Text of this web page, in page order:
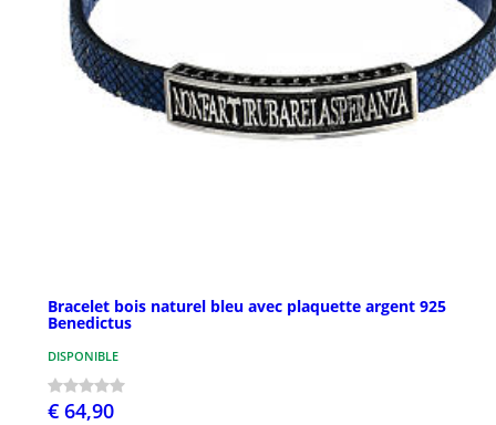
Bracelet bois naturel bleu avec plaquette argent 925
Benedictus
DISPONIBLE
€ 64,90